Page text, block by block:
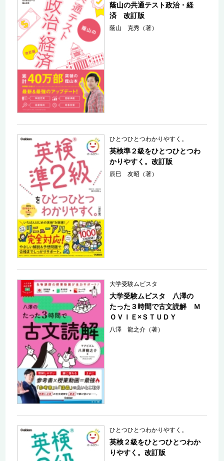
蔭山の共通テスト政治・経
済 改訂版
蔭山 克秀（著）
ひとつひとつわかりやすく。
英検準２級をひとつひとつわ
かりやすく。改訂版
辰巳 友昭（著）
大学受験ムビスタ
大学受験ムビスタ 八澤の
たった３時間で古文読解 Ｍ
ＯＶＩＥ×ＳＴＵＤＹ
八澤 龍之介（著）
ひとつひとつわかりやすく。
英検２級をひとつひとつわか
りやすく。改訂版